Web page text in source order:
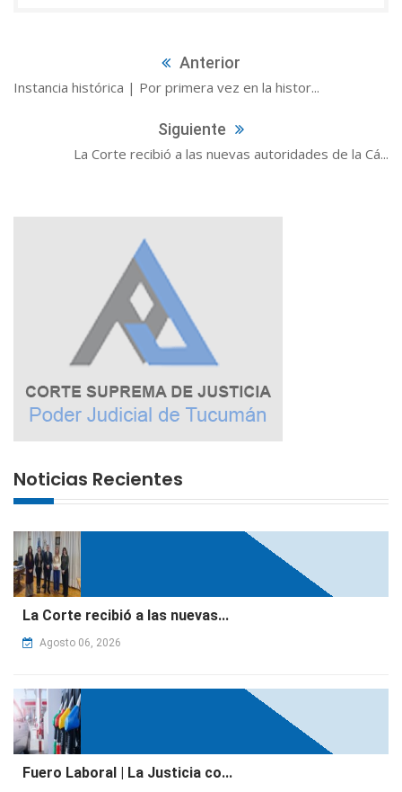
Anterior
Instancia histórica | Por primera vez en la histor...
Siguiente
La Corte recibió a las nuevas autoridades de la Cá...
Noticias Recientes
La Corte recibió a las nuevas...
Agosto 06, 2026
Fuero Laboral | La Justicia co...